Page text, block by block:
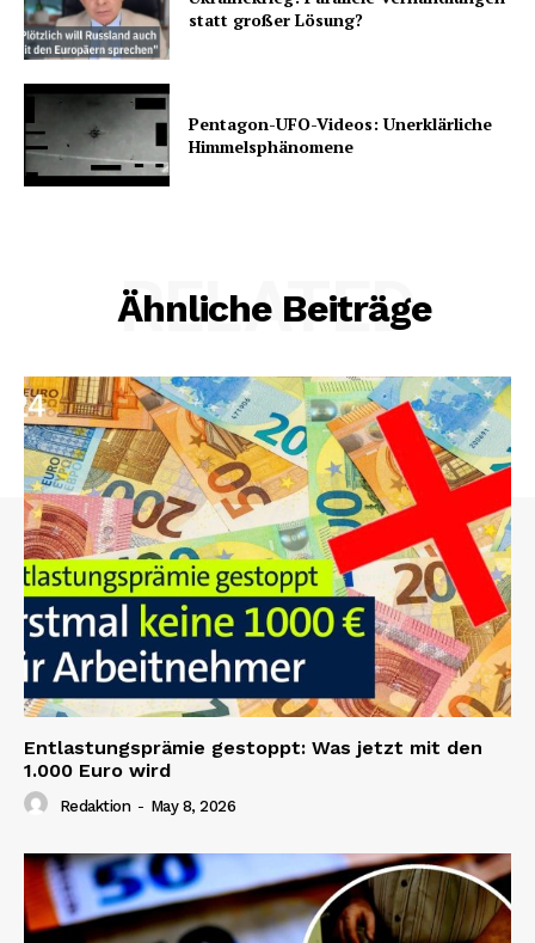
statt großer Lösung?
Pentagon-UFO-Videos: Unerklärliche
Himmelsphänomene
Ähnliche Beiträge
RELATED
Entlastungsprämie gestoppt: Was jetzt mit den
1.000 Euro wird
Redaktion - May 8, 2026